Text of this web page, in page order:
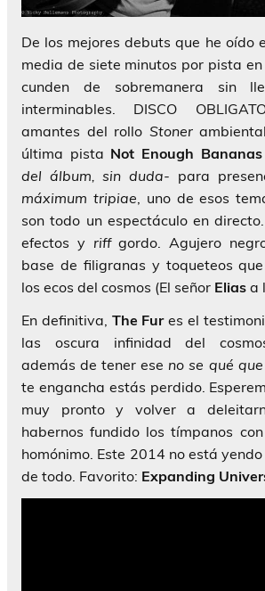
De los mejores debuts que he oído
media de siete minutos por pista
cunden de sobremanera sin
interminables. DISCO
amantes del rollo Stoner
última pista Not Enough Bananas
del álbum, sin duda- para
máximum tripiae, uno de esos
son todo un espectáculo en
efectos y riffgordo. Agujero
base de filigranas y toqueteos
los ecos del cosmos (El señor Elias a
En definitiva, The Fures el
las oscura infinidad del
además de tener ese no se qué
te engancha estás perdido.
muy pronto y volver a
habernos fundido los tímpanos
homónimo. Este 2014 no está
de todo. Favorito: Expanding